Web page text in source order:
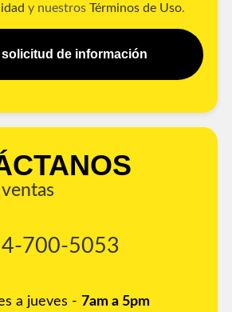
y nuestros Términos de Uso.
solicitud de información
700-5053
a jueves - 7am a 5pm